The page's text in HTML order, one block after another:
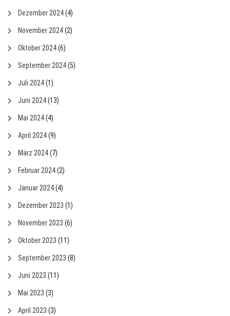
Dezember 2024(4)
November 2024(2)
Oktober 2024(6)
September 2024(5)
Juli 2024(1)
Juni 2024(13)
Mai 2024(4)
April 2024(9)
März 2024(7)
Februar 2024(2)
Januar 2024(4)
Dezember 2023 (1)
November 2023 (6)
Oktober 2023 (11)
September 2023 (8)
Juni 2023 (11)
Mai 2023 (3)
April 2023 (3)